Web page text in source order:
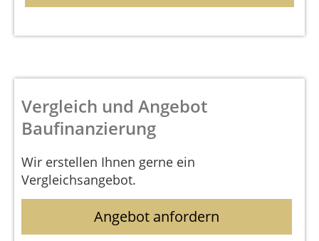
Vergleich und Angebot
Baufinanzierung
Wir erstellen Ihnen gerne ein
Vergleichsangebot.
Angebot anfordern